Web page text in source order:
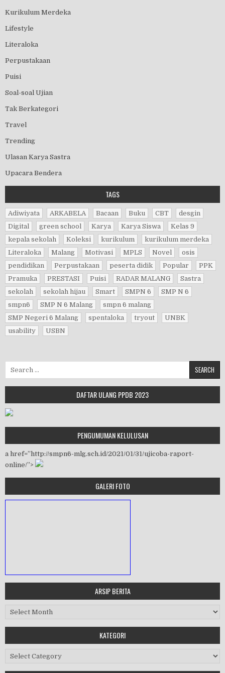
Kurikulum Merdeka
Lifestyle
Literaloka
Perpustakaan
Puisi
Soal-soal Ujian
Tak Berkategori
Travel
Trending
Ulasan Karya Sastra
Upacara Bendera
TAGS
Adiwiyata ARKABELA Bacaan Buku CBT
desgin
Digital
green school Karya Karya Siswa
Kelas 9
kepala sekolah
Koleksi kurikulum
kurikulum merdeka
Literaloka
Malang Motivasi MPLS Novel
osis
pendidikan
Perpustakaan peserta didik Popular
PPK
Pramuka
PRESTASI Puisi RADAR MALANG
Sastra
sekolah
sekolah hijau Smart SMPN 6
SMP N 6
smpn6
SMP N 6 Malang
smpn 6 malang
SMP Negeri 6 Malang
spentaloka tryout
UNBK
usability
USBN
DAFTAR ULANG PPDB 2023
PENGUMUMAN KELULUSAN
a href=”http://smpn6-mlg.sch.id/2021/01/31/ujicoba-raport-
online/”>
GALERI FOTO
Workshop Perangkat 2019
ARSIP BERITA
Arsip Berita
KATEGORI
Kategori